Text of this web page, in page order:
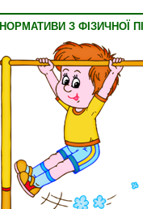
НОРМАТИВИ З ФІЗИЧНОЇ